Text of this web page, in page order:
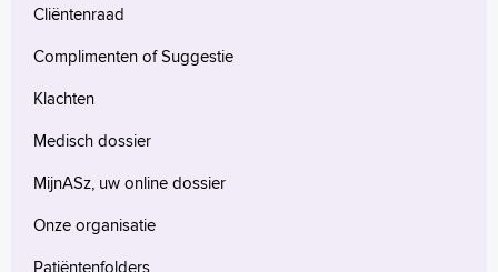
Cliëntenraad
Complimenten of Suggestie
Klachten
Medisch dossier
MijnASz, uw online dossier
Onze organisatie
Patiëntenfolders